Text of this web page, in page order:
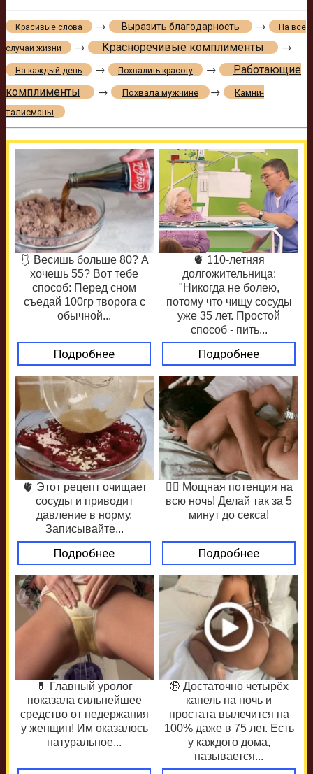
Красивые слова → Выразить благодарность → На все
случаи жизни → Красноречивые комплименты →
На каждый день → Похвалить красоту →
Работающие
комплименты
→ Похвала мужчине →
Камни-
талисманы
🩱 Весишь больше 80? А
хочешь 55? Вот тебе
способ: Перед сном
съедай 100гр творога с
обычной...
Подробнее
🫀 110-летняя
долгожительница:
"Никогда не болею,
потому что чищу сосуды
уже 35 лет. Простой
способ - пить...
Подробнее
🫀 Этот рецепт очищает
сосуды и приводит
давление в норму.
Записывайте...
Подробнее
❤️‍🔥 Мощная потенция на
всю ночь! Делай так за 5
минут до секса!
Подробнее
💊 Главный уролог
показала сильнейшее
средство от недержания
у женщин! Им оказалось
натуральное...
🔞 Достаточно четырёх
капель на ночь и
простата вылечится на
100% даже в 75 лет. Есть
у каждого дома,
называется...